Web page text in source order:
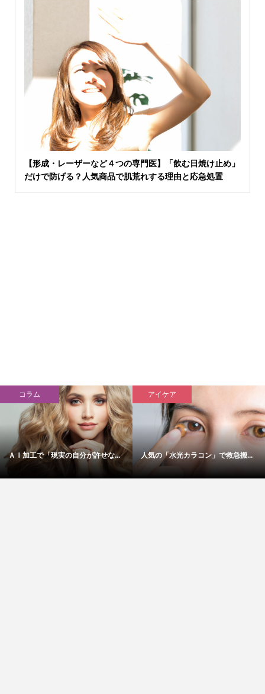
【形成・レーザーなど４つの専門医】「飲む日焼け止め」
だけで防げる？人気商品で肌荒れする理由と応急処置
コラム
ＡＩ加工で「現実の自分が許せな...
アイケア
人気の「水光カラコン」で救急搬...